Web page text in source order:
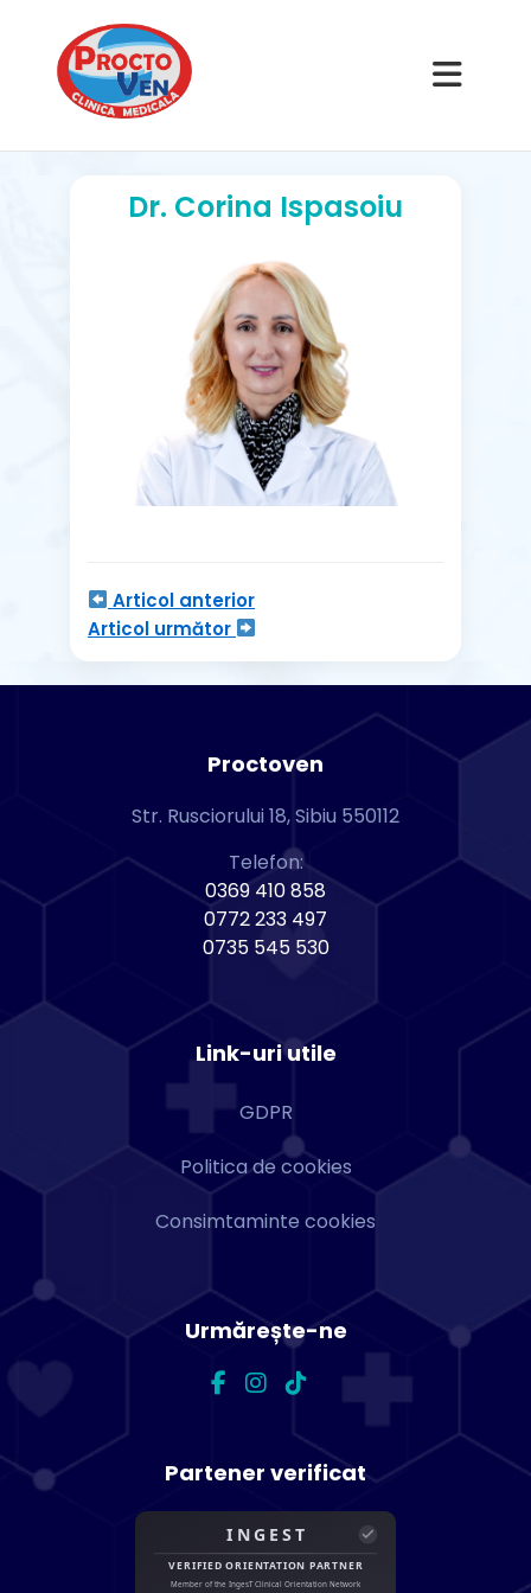
Dr. Corina Ispasoiu
Articol anterior
Articol următor
Proctoven
Str. Rusciorului 18, Sibiu 550112
Telefon:
0369 410 858
0772 233 497
0735 545 530
Link-uri utile
GDPR
Politica de cookies
Consimtaminte cookies
Urmărește-ne
Partener verificat